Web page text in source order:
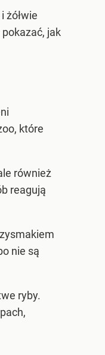
żółwie
jak
które
również
reagują
nie są
ryby.